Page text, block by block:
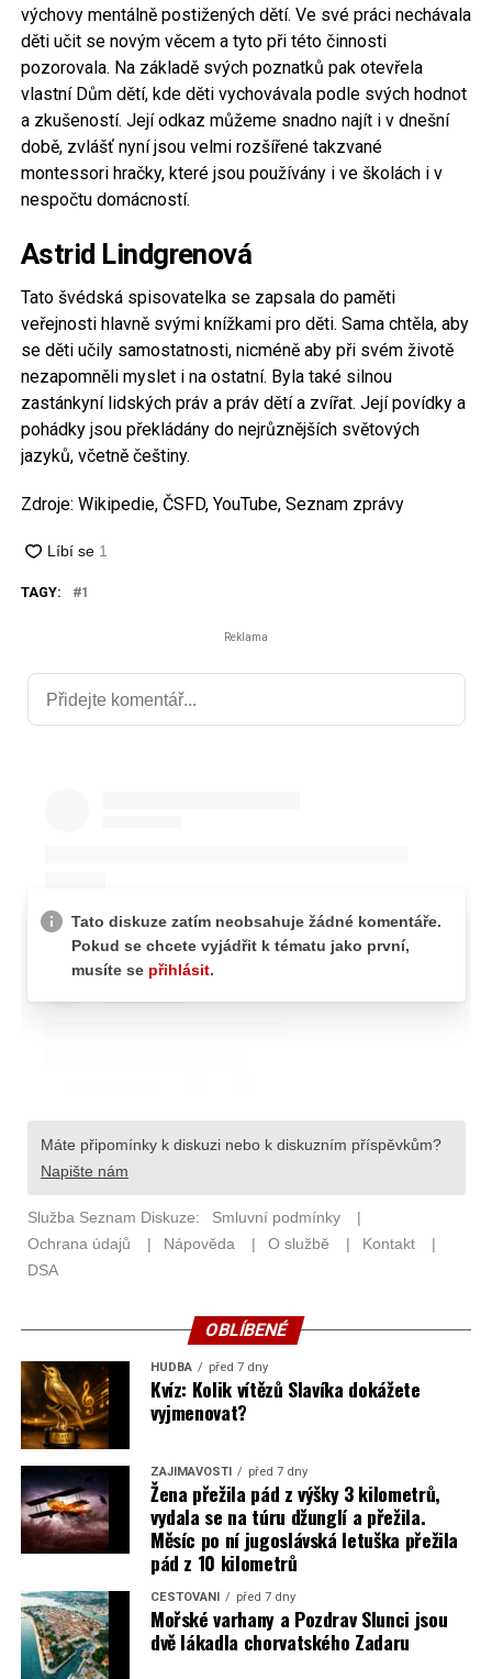
výchovy mentálně postižených dětí. Ve své práci nechávala
děti učit se novým věcem a tyto při této činnosti
pozorovala. Na základě svých poznatků pak otevřela
vlastní Dům dětí, kde děti vychovávala podle svých hodnot
a zkušeností. Její odkaz můžeme snadno najít i v dnešní
době, zvlášť nyní jsou velmi rozšířené takzvané
montessori hračky, které jsou používány i ve školách i v
nespočtu domácností.
Astrid Lindgrenová
Tato švédská spisovatelka se zapsala do paměti
veřejnosti hlavně svými knížkami pro děti. Sama chtěla, aby
se děti učily samostatnosti, nicméně aby při svém životě
nezapomněli myslet i na ostatní. Byla také silnou
zastánkyní lidských práv a práv dětí a zvířat. Její povídky a
pohádky jsou překládány do nejrůznějších světových
jazyků, včetně češtiny.
Zdroje: Wikipedie, ČSFD, YouTube, Seznam zprávy
TAGY: 1
Reklama
OBLÍBENÉ
HUDBA před 7 dny
Kvíz: Kolik vítězů Slavíka dokážete
vyjmenovat?
ZAJÍMAVOSTI před 7 dny
Žena přežila pád z výšky 3 kilometrů,
vydala se na túru džunglí a přežila.
Měsíc po ní jugoslávská letuška přežila
pád z 10 kilometrů
CESTOVÁNÍ před 7 dny
Mořské varhany a Pozdrav Slunci jsou
dvě lákadla chorvatského Zadaru